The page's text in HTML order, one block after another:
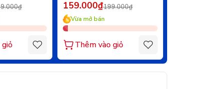
159.000₫199.000₫
Vừa mở bán
Thêm vào giỏ